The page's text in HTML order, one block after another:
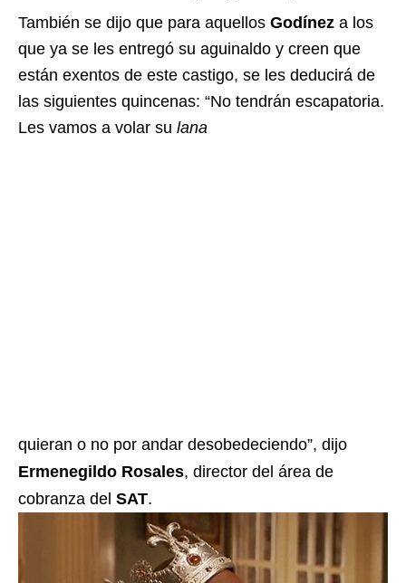
También se dijo que para aquellos Godínez a los
que ya se les entregó su aguinaldo y creen que
están exentos de este castigo, se les deducirá de
las siguientes quincenas: “No tendrán escapatoria.
Les vamos a volar su lana
quieran o no por andar desobedeciendo”, dijo
Ermenegildo Rosales, director del área de
cobranza del SAT.